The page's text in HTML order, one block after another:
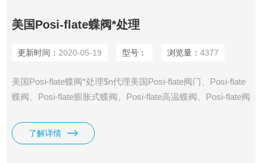
美国Posi-flate蝶阀*处理
更新时间： 2020-05-19 型号： 浏览量： 4377
美国Posi-flate蝶阀*处理$n代理美国Posi-flate阀门、Posi-flate
蝶阀、Posi-flate膨胀式蝶阀、Posi-flate高温蝶阀、Posi-flate阀
要*预先进要先进行器。
了解详情